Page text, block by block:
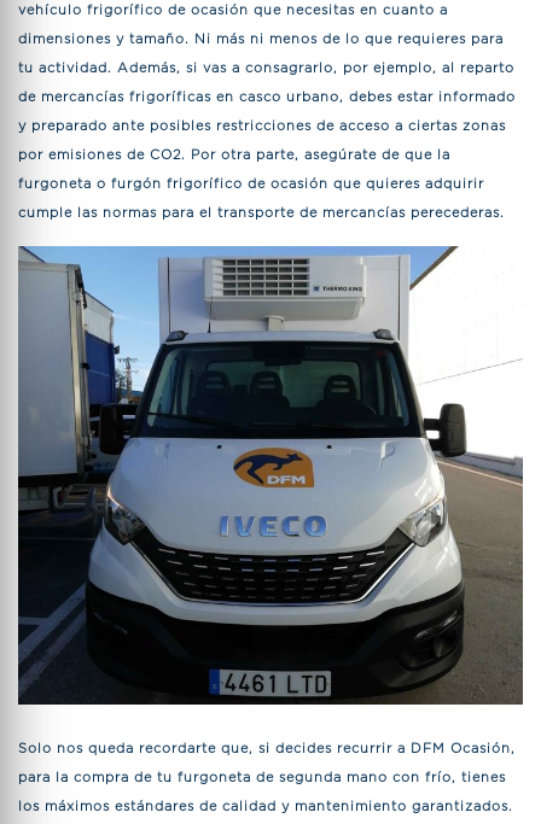
vehículo frigorífico de ocasión que necesitas en cuanto a
dimensiones y tamaño. Ni más ni menos de lo que requieres para
tu actividad. Además, si vas a consagrarlo, por ejemplo, al reparto
de mercancías frigoríficas en casco urbano, debes estar informado
y preparado ante posibles restricciones de acceso a ciertas zonas
por emisiones de CO2. Por otra parte, asegúrate de que la
furgoneta o furgón frigorífico de ocasión que quieres adquirir
cumple las normas para el transporte de mercancías perecederas.
Solo nos queda recordarte que, si decides recurrir a DFM Ocasión,
para la compra de tu furgoneta de segunda mano con frío, tienes
los máximos estándares de calidad y mantenimiento garantizados.